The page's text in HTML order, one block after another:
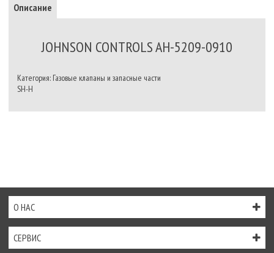
Описание
JOHNSON CONTROLS AH-5209-0910
Категория: Газовые клапаны и запасные части
SH-H
О НАС
СЕРВИС